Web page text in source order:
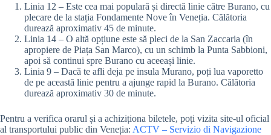
Linia 12 – Este cea mai populară și directă linie către Burano, cu
plecare de la stația Fondamente Nove în Veneția. Călătoria
durează aproximativ 45 de minute.
Linia 14 – O altă opțiune este să pleci de la San Zaccaria (în
apropiere de Piața San Marco), cu un schimb la Punta Sabbioni,
apoi să continui spre Burano cu aceeași linie.
Linia 9 – Dacă te afli deja pe insula Murano, poți lua vaporetto
de pe această linie pentru a ajunge rapid la Burano. Călătoria
durează aproximativ 30 de minute.
Pentru a verifica orarul și a achiziționa biletele, poți vizita site-ul oficial
al transportului public din Veneția: ACTV – Servizio di Navigazione